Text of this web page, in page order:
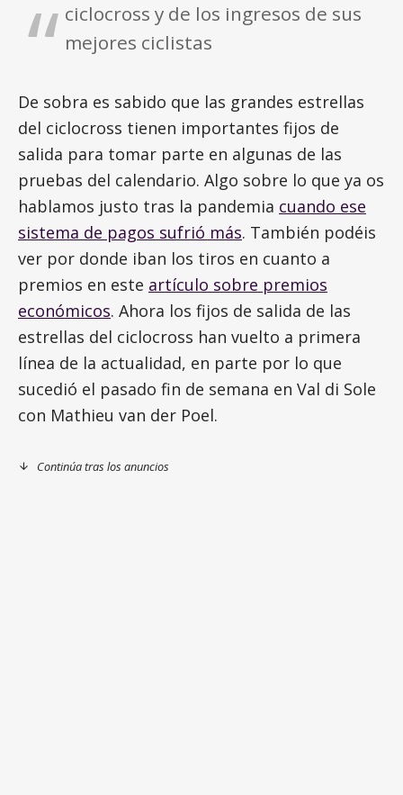
ciclocross y de los ingresos de sus
mejores ciclistas
De sobra es sabido que las grandes estrellas
del ciclocross tienen importantes fijos de
salida para tomar parte en algunas de las
pruebas del calendario. Algo sobre lo que ya os
hablamos justo tras la pandemia cuando ese
sistema de pagos sufrió más. También podéis
ver por donde iban los tiros en cuanto a
premios en este artículo sobre premios
económicos. Ahora los fijos de salida de las
estrellas del ciclocross han vuelto a primera
línea de la actualidad, en parte por lo que
sucedió el pasado fin de semana en Val di Sole
con Mathieu van der Poel.
Continúa tras los anuncios